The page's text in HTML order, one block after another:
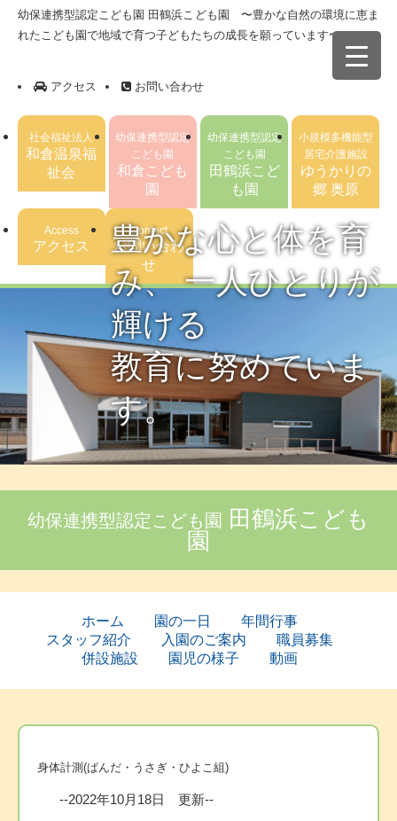
幼保連携型認定こども園 田鶴浜こども園 〜豊かな自然の環境に恵ま
れたこども園で地域で育つ子どもたちの成長を願っています〜
アクセス お問い合わせ
社会福祉法人
和倉温泉福
祉会
幼保連携型認定
こども園
和倉こども
園
幼保連携型認定
こども園
田鶴浜こど
も園
小規模多機能型
居宅介護施設
ゆうかりの
郷 奥原
Access
アクセス
Contact
お問い合わ
せ
豊かな心と体を育
み、 一人ひとりが
輝ける
教育に努めていま
す。
幼保連携型認定こども園
田鶴浜こども
園
ホーム 園の一日
年間行事
スタッフ紹介
入園のご案内
職員募集
併設施設
園児の様子 動画
身体計測(ぱんだ・うさぎ・ひよこ組)
--2022年10月18日 更新--